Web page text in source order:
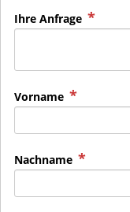
Ihre Anfrage
Vorname
Nachname